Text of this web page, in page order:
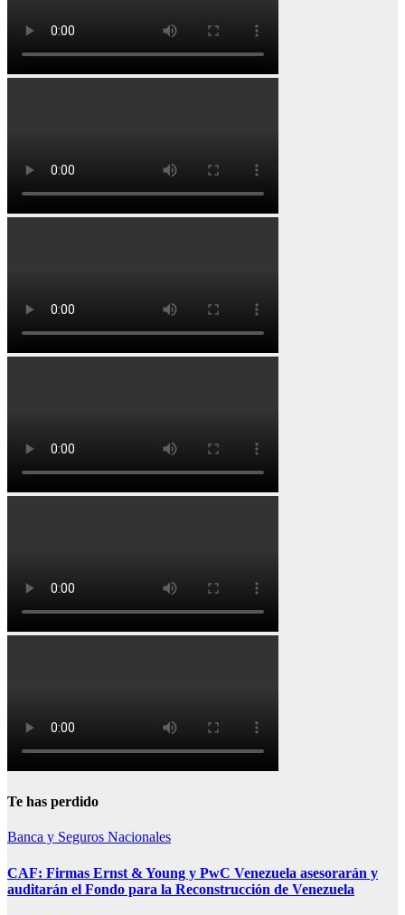
Te has perdido
Banca y Seguros Nacionales
CAF: Firmas Ernst & Young y PwC Venezuela asesorarán y
auditarán el Fondo para la Reconstrucción de Venezuela